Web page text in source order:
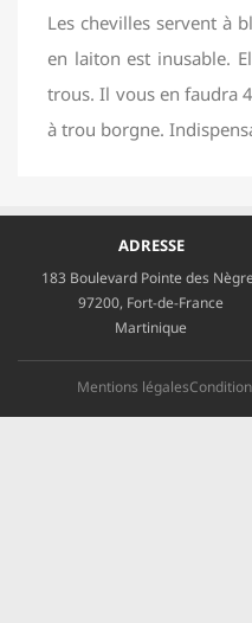
Les chevilles servent à
en laiton est inusable.
trous. Il vous en faudra
à trou borgne.
ADRESSE
183 Boulevard Pointe des
97200, Fort-de-France
Martinique
Mentions légales